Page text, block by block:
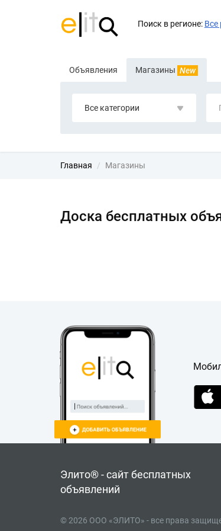
Поиск в регионе: Все
Объявления Магазины New
Все категории
Главная Магазины
Доска бесплатных
Элито® - сайт бесплатных
объявлений
© 2026 ООО «ЭЛИТО» - все права